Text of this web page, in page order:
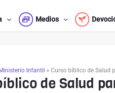
Medios
Ministerio Infantil » Curso bíblico de Salud
de Salud